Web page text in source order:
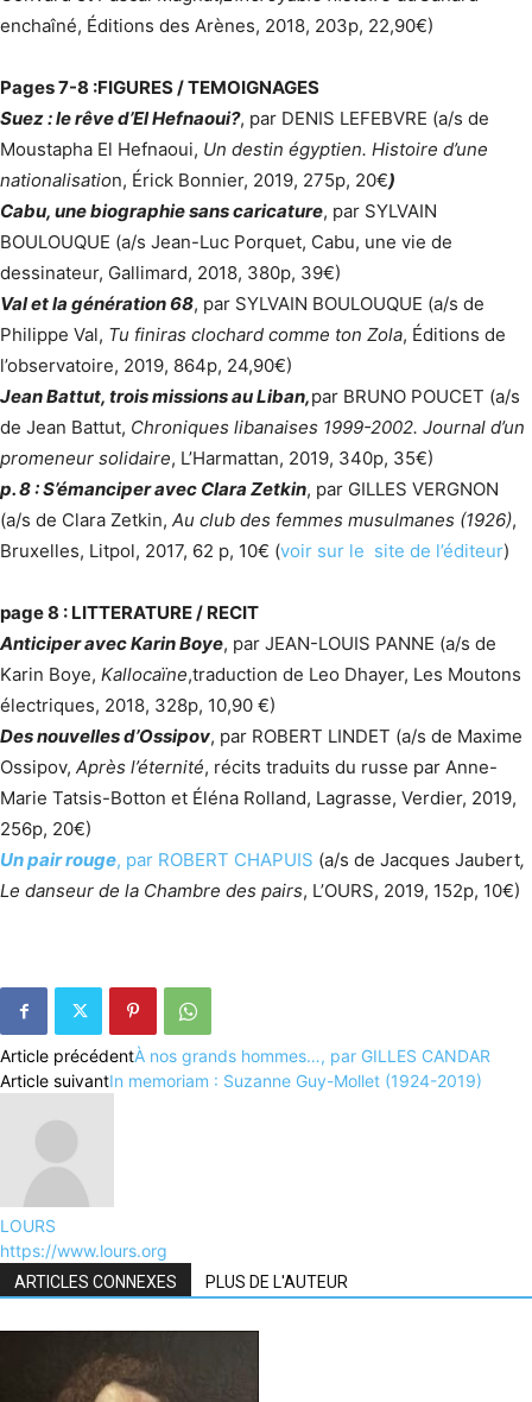
enchaîné, Éditions des Arènes, 2018, 203p, 22,90€)
Pages 7-8 :FIGURES / TEMOIGNAGES
Suez : le rêve d’El Hefnaoui?, par DENIS LEFEBVRE (a/s de
Moustapha El Hefnaoui, Un destin égyptien. Histoire d’une
nationalisation, Érick Bonnier, 2019, 275p, 20€)
Cabu, une biographie sans caricature, par SYLVAIN
BOULOUQUE (a/s Jean-Luc Porquet, Cabu, une vie de
dessinateur, Gallimard, 2018, 380p, 39€)
Val et la génération 68, par SYLVAIN BOULOUQUE (a/s de
Philippe Val, Tu finiras clochard comme ton Zola, Éditions de
l’observatoire, 2019, 864p, 24,90€)
Jean Battut, trois missions au Liban,par BRUNO POUCET (a/s
de Jean Battut, Chroniques libanaises 1999-2002. Journal d’un
promeneur solidaire, L’Harmattan, 2019, 340p, 35€)
p. 8 : S’émanciper avec Clara Zetkin, par GILLES VERGNON
(a/s de Clara Zetkin, Au club des femmes musulmanes (1926),
Bruxelles, Litpol, 2017, 62 p, 10€ (voir sur le site de l’éditeur)
page 8 : LITTERATURE / RECIT
Anticiper avec Karin Boye, par JEAN-LOUIS PANNE (a/s de
Karin Boye, Kallocaïne,traduction de Leo Dhayer, Les Moutons
électriques, 2018, 328p, 10,90 €)
Des nouvelles d’Ossipov, par ROBERT LINDET (a/s de Maxime
Ossipov, Après l’éternité, récits traduits du russe par Anne-
Marie Tatsis-Botton et Éléna Rolland, Lagrasse, Verdier, 2019,
256p, 20€)
Un pair rouge, par ROBERT CHAPUIS (a/s de Jacques Jaubert,
Le danseur de la Chambre des pairs, L’OURS, 2019, 152p, 10€)
Article précédentÀ nos grands hommes…, par GILLES CANDAR
Article suivantIn memoriam : Suzanne Guy-Mollet (1924-2019)
LOURS
https://www.lours.org
ARTICLES CONNEXES PLUS DE L'AUTEUR